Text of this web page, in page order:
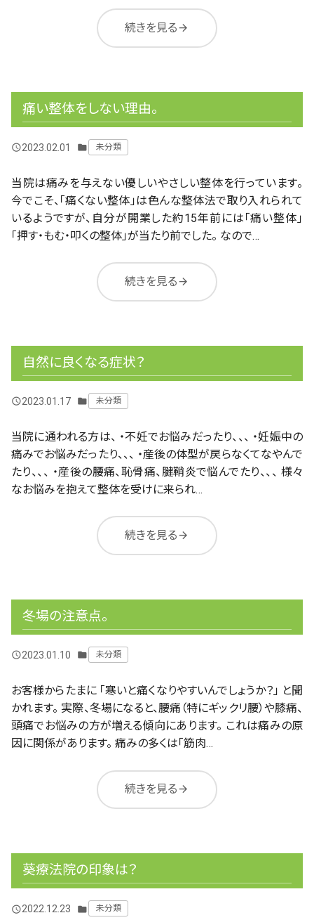
続きを見るarrow_forward
痛い整体をしない理由。
query_builder2023.02.01 folder 未分類
当院は痛みを与えない優しいやさしい整体を行っています。
今でこそ、「痛くない整体」は色んな整体法で取り入れられて
いるようですが、自分が開業した約15年前には「痛い整体」
「押す・もむ・叩くの整体」が当たり前でした。 なので…
続きを見るarrow_forward
自然に良くなる症状？
query_builder2023.01.17 folder 未分類
当院に通われる方は、 ・不妊でお悩みだったり、、、 ・妊娠中の
痛みでお悩みだったり、、、 ・産後の体型が戻らなくてなやんで
たり、、、 ・産後の腰痛、恥骨痛、腱鞘炎で悩んでたり、、、 様々
なお悩みを抱えて整体を受けに来られ…
続きを見るarrow_forward
冬場の注意点。
query_builder2023.01.10 folder 未分類
お客様からたまに 「寒いと痛くなりやすいんでしょうか？」 と聞
かれます。 実際、冬場になると、腰痛（特にギックリ腰）や膝痛、
頭痛でお悩みの方が増える傾向にあります。 これは痛みの原
因に関係があります。 痛みの多くは「筋肉…
続きを見るarrow_forward
葵療法院の印象は？
query_builder2022.12.23 folder 未分類